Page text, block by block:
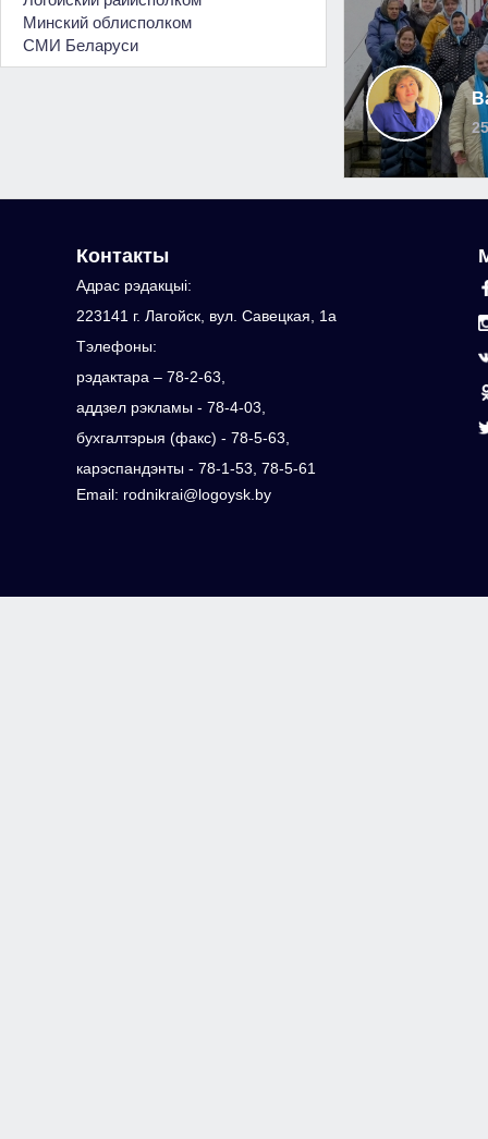
Минский облисполком
СМИ Беларуси
Контакты
Адрас рэдакцыi:
223141 г. Лагойск, вул. Савецкая, 1а
Тэлефоны:
рэдактара – 78-2-63,
аддзел рэкламы - 78-4-03,
бухгалтэрыя (факс) - 78-5-63,
карэспандэнты - 78-1-53, 78-5-61
Email: rodnikrai@logoysk.by